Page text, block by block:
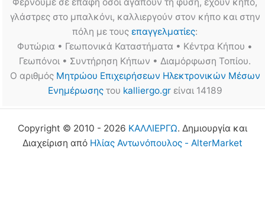
γλάστρες στο μπαλκόνι, καλλιεργούν στον κήπο και στην
πόλη με τους επαγγελματίες:
Φυτώρια • Γεωπονικά Καταστήματα • Κέντρα Κήπου •
Γεωπόνοι • Συντήρηση Κήπων • Διαμόρφωση Τοπίου.
Ο αριθμός Μητρώου Επιχειρήσεων Ηλεκτρονικών Μέσων
Ενημέρωσηςτου kalliergo.grείναι 14189
Copyright © 2010 - 2026 ΚΑΛΛΙΕΡΓΩ. Δημιουργία και
Διαχείριση από Ηλίας Αντωνόπουλος - AlterMarket